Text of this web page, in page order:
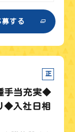
募する
正社員
手当充実◆
◆入社日相